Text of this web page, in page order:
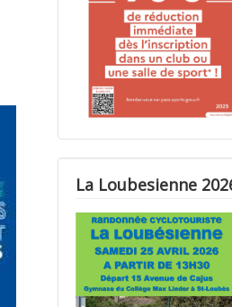
La Loubesienne